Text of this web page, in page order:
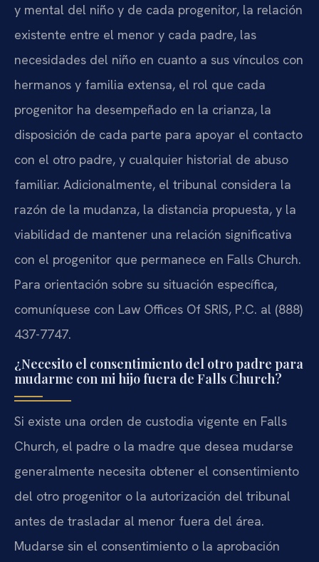
y mental del niño y de cada progenitor, la relación
existente entre el menor y cada padre, las
necesidades del niño en cuanto a sus vínculos con
hermanos y familia extensa, el rol que cada
progenitor ha desempeñado en la crianza, la
disposición de cada parte para apoyar el contacto
con el otro padre, y cualquier historial de abuso
familiar. Adicionalmente, el tribunal considera la
razón de la mudanza, la distancia propuesta, y la
viabilidad de mantener una relación significativa
con el progenitor que permanece en Falls Church.
Para orientación sobre su situación específica,
comuníquese con Law Offices Of SRIS, P.C. al (888)
437-7747.
¿Necesito el consentimiento del otro padre para
mudarme con mi hijo fuera de Falls Church?
Si existe una orden de custodia vigente en Falls
Church, el padre o la madre que desea mudarse
generalmente necesita obtener el consentimiento
del otro progenitor o la autorización del tribunal
antes de trasladar al menor fuera del área.
Mudarse sin el consentimiento o la aprobación